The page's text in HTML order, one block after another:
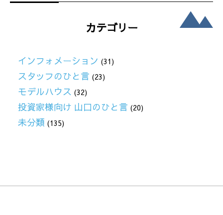
カテゴリー
インフォメーション (31)
スタッフのひと言 (23)
モデルハウス (32)
投資家様向け 山口のひと言 (20)
未分類 (135)